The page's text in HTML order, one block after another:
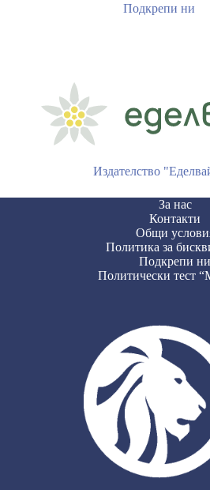
Подкрепи ни
Издателство
За нас
Контакти
Общи
Политика за
Подкрепи ни
Политически тест